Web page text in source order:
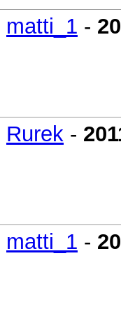
matti_1 -
Rurek -
matti_1 -